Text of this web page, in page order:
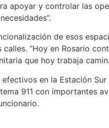
apoyar y controlar las
de esos
calles. “Hoy en Rosario
que hoy trabaja
efectivos en la Estación
911 con importantes